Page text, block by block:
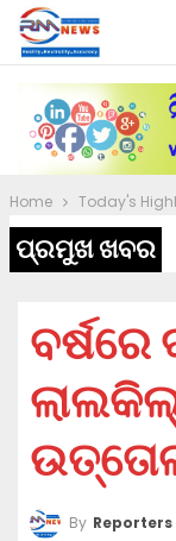
Home Today's
ପ୍ରମୁଖ ଖବର
By Reporters